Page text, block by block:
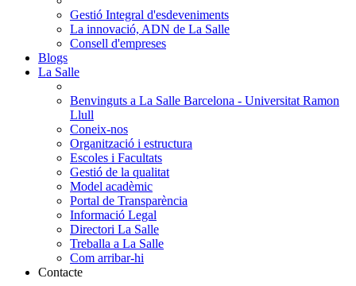
Gestió Integral d'esdeveniments
La innovació, ADN de La Salle
Consell d'empreses
Blogs
La Salle
Benvinguts a La Salle Barcelona - Universitat Ramon
Llull
Coneix-nos
Organització i estructura
Escoles i Facultats
Gestió de la qualitat
Model acadèmic
Portal de Transparència
Informació Legal
Directori La Salle
Treballa a La Salle
Com arribar-hi
Contacte